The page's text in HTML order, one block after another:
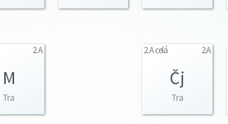
2.A
M
Tra
2.A celá 2.A
Čj
Tra